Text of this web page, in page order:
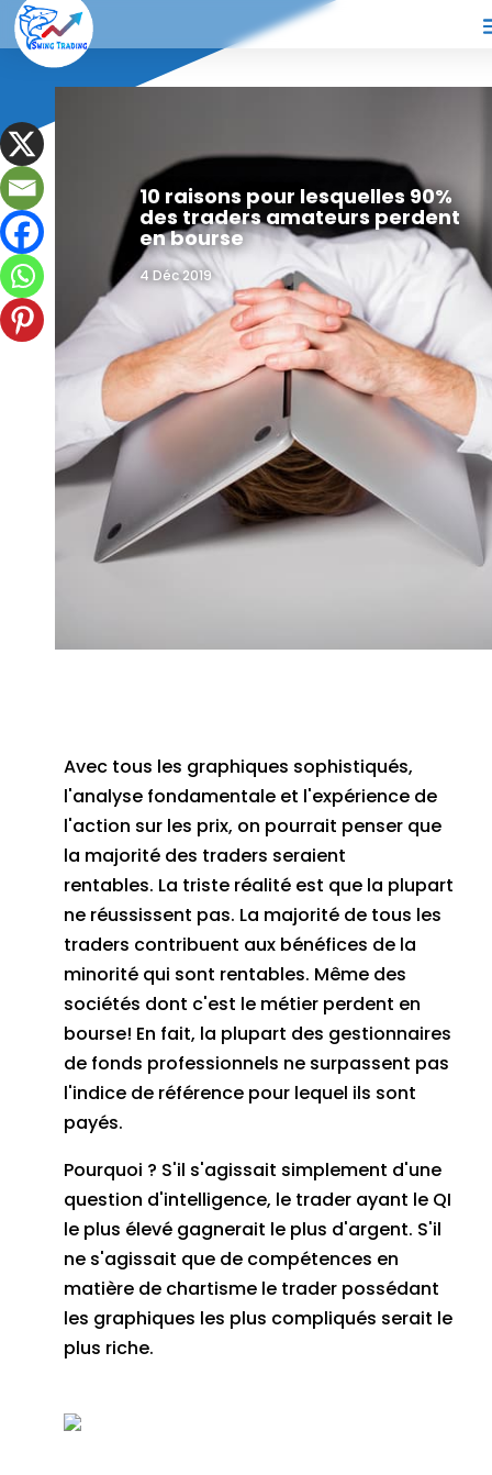
10 raisons pour lesquelles 90%
des traders amateurs perdent
en bourse
4 Déc 2019
Avec tous les graphiques sophistiqués,
l'analyse fondamentale et l'expérience de
l'action sur les prix, on pourrait penser que
la majorité des traders seraient
rentables. La triste réalité est que la plupart
ne réussissent pas. La majorité de tous les
traders contribuent aux bénéfices de la
minorité qui sont rentables. Même des
sociétés dont c'est le métier perdent en
bourse! En fait, la plupart des gestionnaires
de fonds professionnels ne surpassent pas
l'indice de référence pour lequel ils sont
payés.
Pourquoi ? S'il s'agissait simplement d'une
question d'intelligence, le trader ayant le QI
le plus élevé gagnerait le plus d'argent. S'il
ne s'agissait que de compétences en
matière de chartisme le trader possédant
les graphiques les plus compliqués serait le
plus riche.